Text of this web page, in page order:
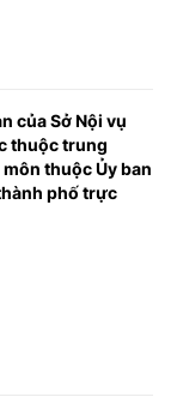
của Sở Nội vụ
thuộc trung
thuộc Ủy ban
phố trực